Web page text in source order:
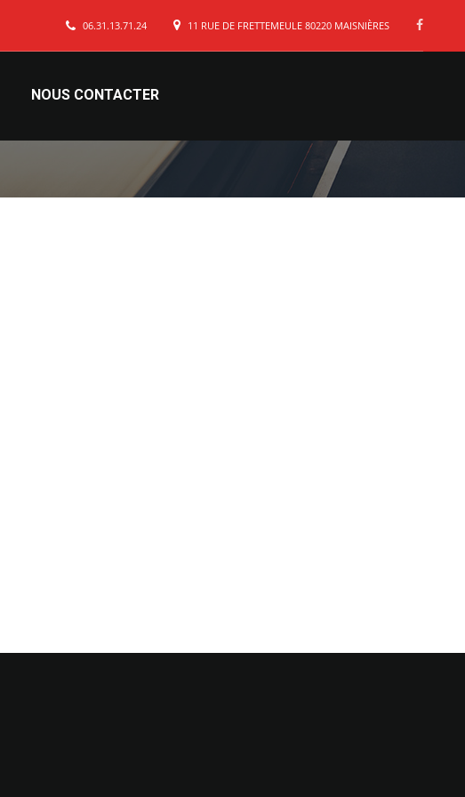
11 RUE DE FRETTEMEULE 80220 MAISNIÈRES
06.31.13.71.24
NOUS CONTACTER